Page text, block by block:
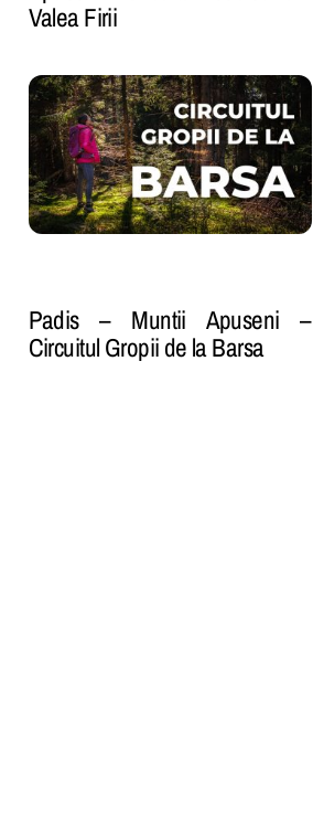
Valea Firii
Padis – Muntii Apuseni –
Circuitul Gropii de la Barsa